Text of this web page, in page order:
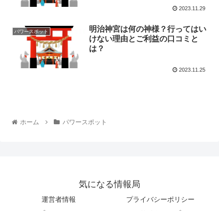
2023.11.29
パワースポット
明治神宮は何の神様？行ってはい
けない理由とご利益の口コミと
は？
2023.11.25
ホーム パワースポット
気になる情報局
運営者情報
プライバシーポリシー